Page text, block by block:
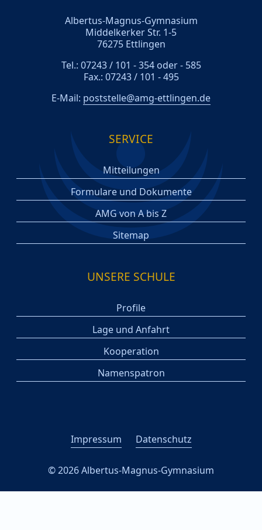
Albertus-Magnus-Gymnasium
Middelkerker Str. 1-5
76275 Ettlingen
Tel.: 07243 / 101 - 354 oder - 585
Fax.: 07243 / 101 - 495
E-Mail: poststelle@amg-ettlingen.de
SERVICE
Mitteilungen
Formulare und Dokumente
AMG von A bis Z
Sitemap
UNSERE SCHULE
Profile
Lage und Anfahrt
Kooperation
Namenspatron
Impressum Datenschutz
© 2026 Albertus-Magnus-Gymnasium